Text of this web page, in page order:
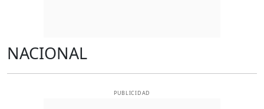
NACIONAL
PUBLICIDAD